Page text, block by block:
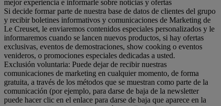
mejor experiencia e informarle sobre noticias y ofertas
Si decide formar parte de nuestra base de datos de clientes del grupo
y recibir boletines informativos y comunicaciones de Marketing de
Le Creuset, le enviaremos contenidos especiales personalizados y le
informaremos cuando se lancen nuevos productos, si hay ofertas
exclusivas, eventos de demostraciones, show cooking o eventos
venideros, o promociones especiales dedicadas a usted.
Exclusión voluntaria: Puede dejar de recibir nuestras
comunicaciones de marketing en cualquier momento, de forma
gratuita, a través de los métodos que se muestran como parte de la
comunicación (por ejemplo, para darse de baja de la newsletter
puede hacer clic en el enlace para darse de baja que aparece en la